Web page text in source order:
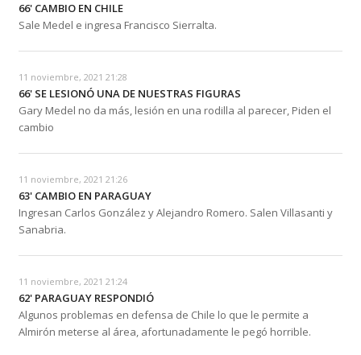
66' CAMBIO EN CHILE
Sale Medel e ingresa Francisco Sierralta.
11 noviembre, 2021 21:28
66' SE LESIONÓ UNA DE NUESTRAS FIGURAS
Gary Medel no da más, lesión en una rodilla al parecer, Piden el
cambio
11 noviembre, 2021 21:26
63' CAMBIO EN PARAGUAY
Ingresan Carlos González y Alejandro Romero. Salen Villasanti y
Sanabria.
11 noviembre, 2021 21:24
62' PARAGUAY RESPONDIÓ
Algunos problemas en defensa de Chile lo que le permite a
Almirón meterse al área, afortunadamente le pegó horrible.